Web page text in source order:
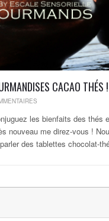
CACAO THÉS !
les bienfaits des thés
nouveau me direz-vous !
des tablettes chocolat-